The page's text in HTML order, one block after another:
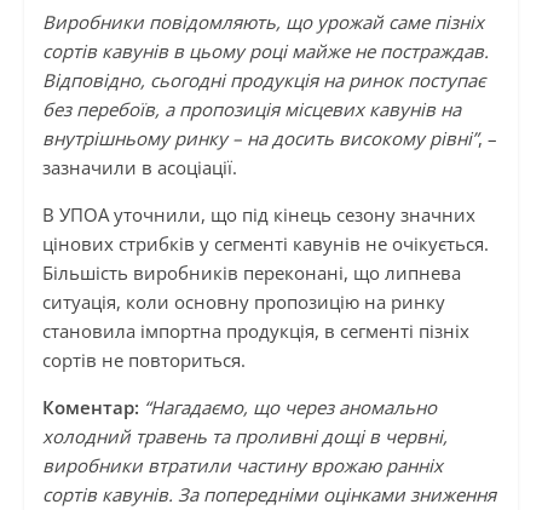
Виробники повідомляють, що урожай саме пізніх
сортів кавунів в цьому році майже не постраждав.
Відповідно, сьогодні продукція на ринок поступає
без перебоїв, а пропозиція місцевих кавунів на
внутрішньому ринку – на досить високому рівні”, –
зазначили в асоціації.
В УПОА уточнили, що під кінець сезону значних
цінових стрибків у сегменті кавунів не очікується.
Більшість виробників переконані, що липнева
ситуація, коли основну пропозицію на ринку
становила імпортна продукція, в сегменті пізніх
сортів не повториться.
Коментар: “Нагадаємо, що через аномально
холодний травень та проливні дощі в червні,
виробники втратили частину врожаю ранніх
сортів кавунів. За попередніми оцінками зниження